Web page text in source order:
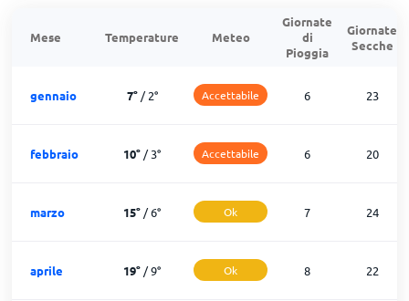
Mese Temperature Meteo
Giornate
di
Pioggia
Giornate
Secche
gennaio 7°/2° Accettabile 6 23
febbraio 10° /3° Accettabile 6 20
marzo 15° /6° Ok 7 24
aprile 19° /9° Ok 8 22